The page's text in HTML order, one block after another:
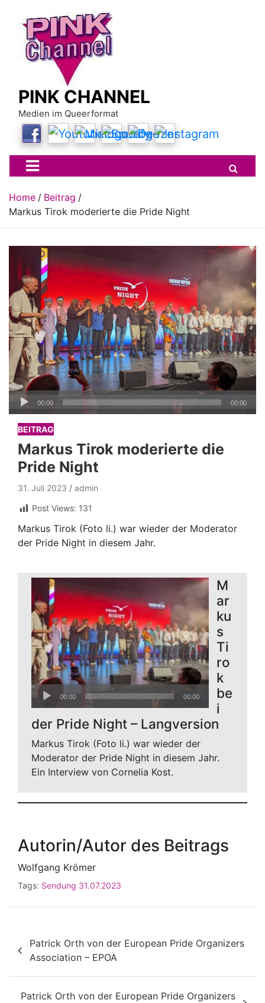
content
PINK CHANNEL
Medien im Queerformat
Home
Beitrag
Markus Tirok moderierte die Pride Night
Audio-
Player
00:00 00:00
BEITRAG
Markus Tirok moderierte die
Pride Night
31. Juli 2023
admin
Post Views: 131
Markus Tirok (Foto li.) war wieder der Moderator
der Pride Night in diesem Jahr.
Audio-
00:00 00:00
M
ar
ku
s
Ti
ro
k
be
i
der Pride Night – Langversion
Markus Tirok (Foto li.) war wieder der
Moderator der Pride Night in diesem Jahr.
Ein Interview von Cornelia Kost.
Autorin/Autor des Beitrags
Wolfgang Krömer
Tags: Sendung 31.07.2023
Beitragsnavigation
Patrick Orth von der European Pride Organizers
Association – EPOA
Patrick Orth von der European Pride Organizers